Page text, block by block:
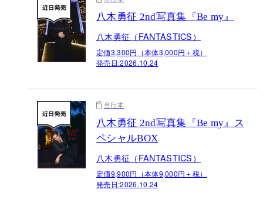
八木勇征 2nd写真集『Be my』
八木勇征（FANTASTICS）
定価3,300円（本体3,000円＋税）
発売日:2026.10.24
単行本
八木勇征 2nd写真集『Be my』ス
ペシャルBOX
八木勇征（FANTASTICS）
定価9,900円（本体9,000円＋税）
発売日:2026.10.24